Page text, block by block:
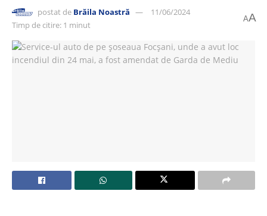
postat de Brăila Noastră
11/06/2024
Timp de citire: 1 minut
AA